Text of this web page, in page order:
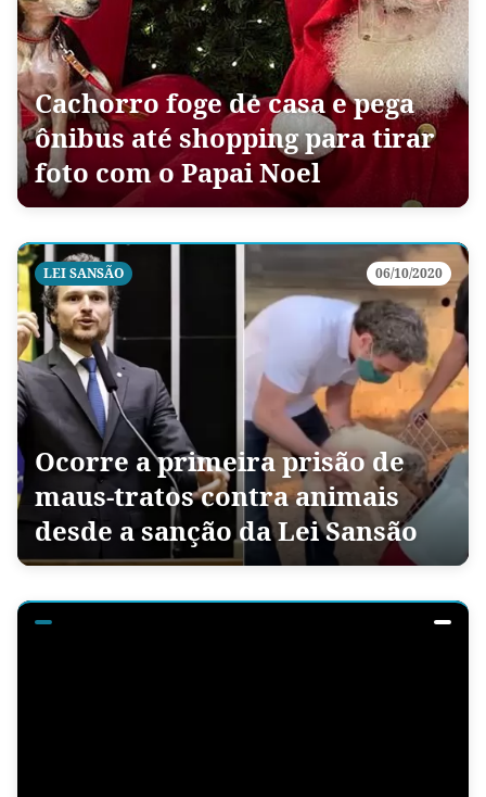
Cachorro foge de casa e pega
ônibus até shopping para tirar
foto com o Papai Noel
LEI SANSÃO 06/10/2020
Ocorre a primeira prisão de
maus-tratos contra animais
desde a sanção da Lei Sansão